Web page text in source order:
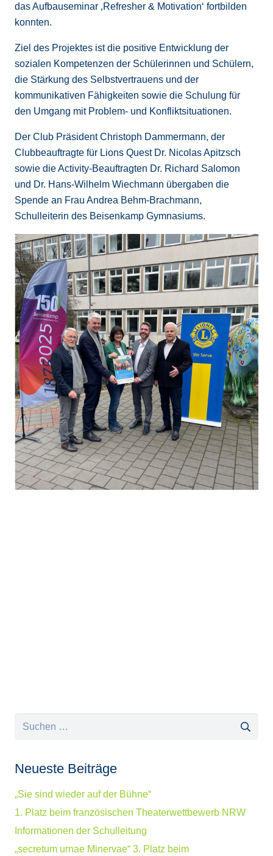
das Aufbauseminar ‚Refresher & Motivation‘ fortbilden
konnten.
Ziel des Projektes ist die positive Entwicklung der
sozialen Kompetenzen der Schülerinnen und Schülern,
die Stärkung des Selbstvertrauens und der
kommunikativen Fähigkeiten sowie die Schulung für
den Umgang mit Problem- und Konfliktsituationen.
Der Club Präsident Christoph Dammermann, der
Clubbeauftragte für Lions Quest Dr. Nicolas Apitzsch
sowie die Activity-Beauftragten Dr. Richard Salomon
und Dr. Hans-Wilhelm Wiechmann übergaben die
Spende an Frau Andrea Behm-Brachmann,
Schulleiterin des Beisenkamp Gymnasiums.
Suchen
Neueste Beiträge
„Sie sind wieder auf der Bühne“
1. Platz beim französischen Theaterwettbewerb NRW
Informationen der Schulleitung
„secretum urnae Minervae“ 3. Platz beim